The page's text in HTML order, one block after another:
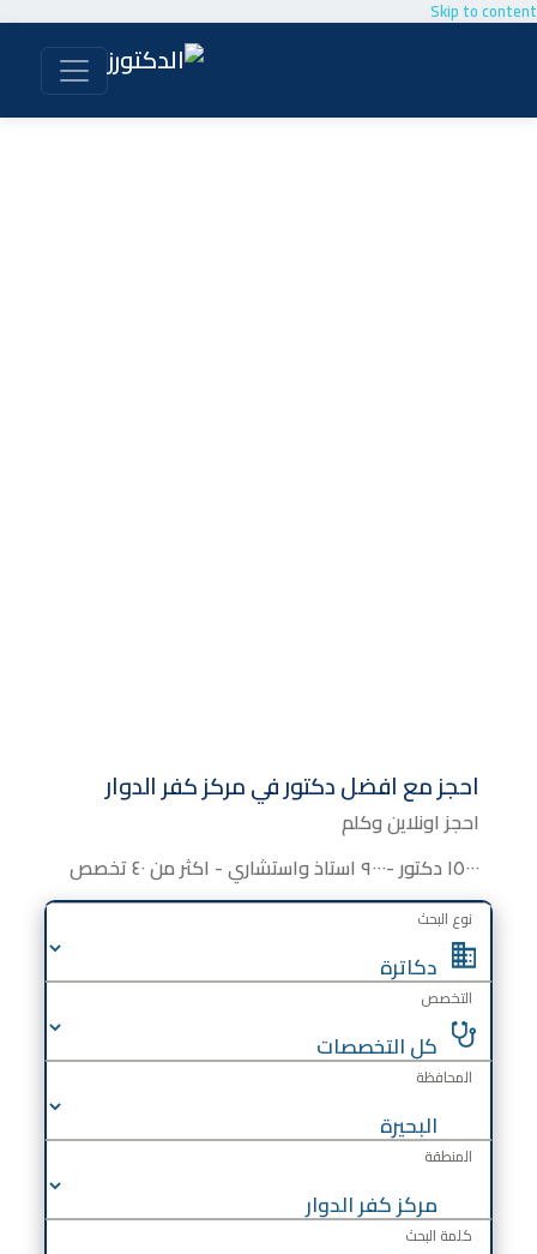
Skip to content
احجز مع افضل دكتور في مركز كفر الدوار
احجز اونلاين وكلم
١٥٠٠٠ دكتور -٩٠٠٠ استاذ واستشاري - اكثر من ٤٠ تخصص
نوع البحث
التخصص
المحافظة
المنطقة
كلمة البحث